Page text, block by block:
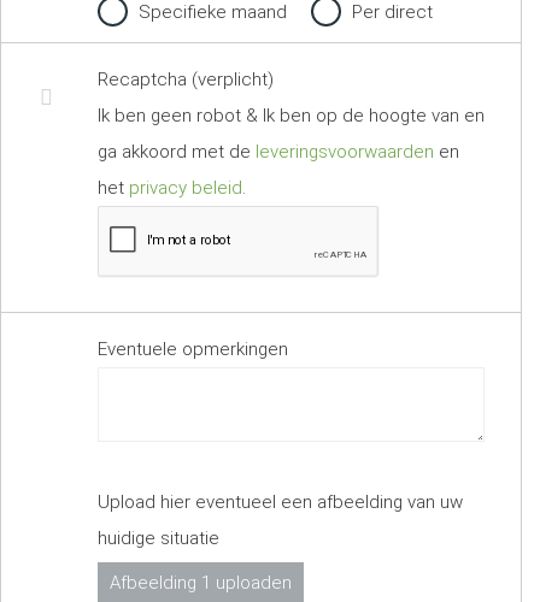
Specifieke maand
Per direct
Recaptcha (verplicht)
Ik ben geen robot & Ik ben op de hoogte van en
ga akkoord met de leveringsvoorwaarden en
het privacy beleid.
Eventuele opmerkingen
Upload hier eventueel een afbeelding van uw
huidige situatie
Afbeelding 1 uploaden